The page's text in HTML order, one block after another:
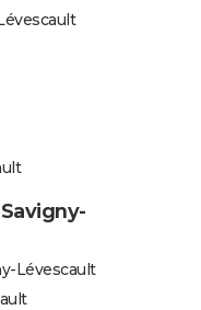
Lévescault